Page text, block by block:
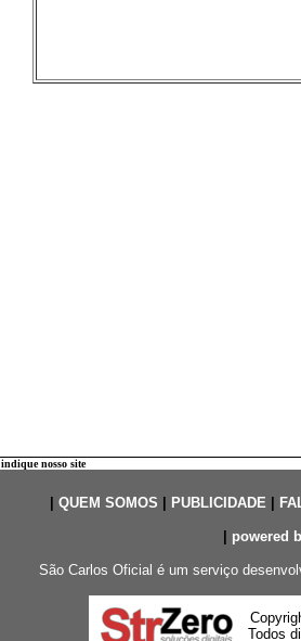
indique nosso site
QUEM SOMOS PUBLICIDADE|
powered
São Carlos Oficial é um serviço
Todos